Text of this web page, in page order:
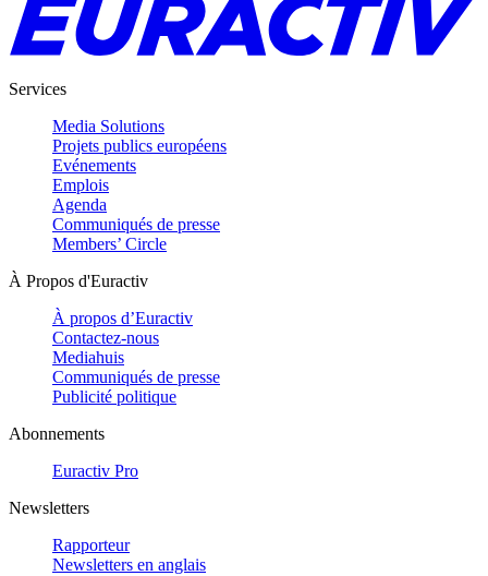
Services
Media Solutions
Projets publics européens
Evénements
Emplois
Agenda
Communiqués de presse
Members’ Circle
À Propos d'Euractiv
À propos d’Euractiv
Contactez-nous
Mediahuis
Communiqués de presse
Publicité politique
Abonnements
Euractiv Pro
Newsletters
Rapporteur
Newsletters en anglais